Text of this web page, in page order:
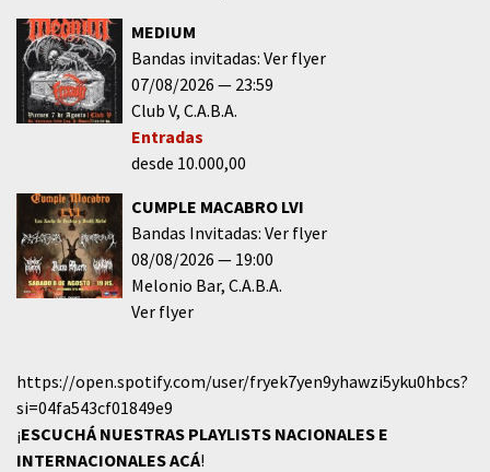
MEDIUM
Bandas invitadas: Ver flyer
07/08/2026
23:59
Club V C.A.B.A.
Entradas
desde 10.000,00
CUMPLE MACABRO LVI
Bandas Invitadas: Ver flyer
08/08/2026
19:00
Melonio Bar C.A.B.A.
Ver flyer
https://open.spotify.com/user/fryek7yen9yhawzi5yku0hbcs?
si=04fa543cf01849e9
¡ESCUCHÁ NUESTRAS PLAYLISTS NACIONALES E
INTERNACIONALESACÁ!